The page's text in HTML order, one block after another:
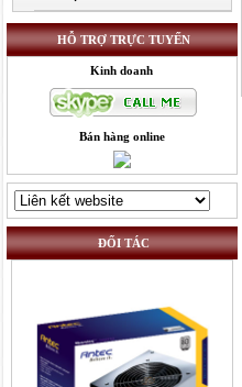
HỖ TRỢ TRỰC TUYẾN
Kinh doanh
Bán hàng online
ĐỐI TÁC